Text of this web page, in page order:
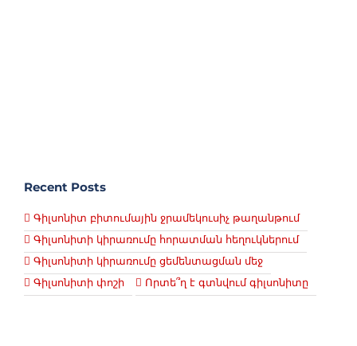
Recent Posts
Գիլսոնիտ բիտումային ջրամեկուսիչ թաղանթում
Գիլսոնիտի կիրառումը հորատման հեղուկներում
Գիլսոնիտի կիրառումը ցեմենտացման մեջ
Գիլսոնիտի փոշի
Որտե՞ղ է գտնվում գիլսոնիտը